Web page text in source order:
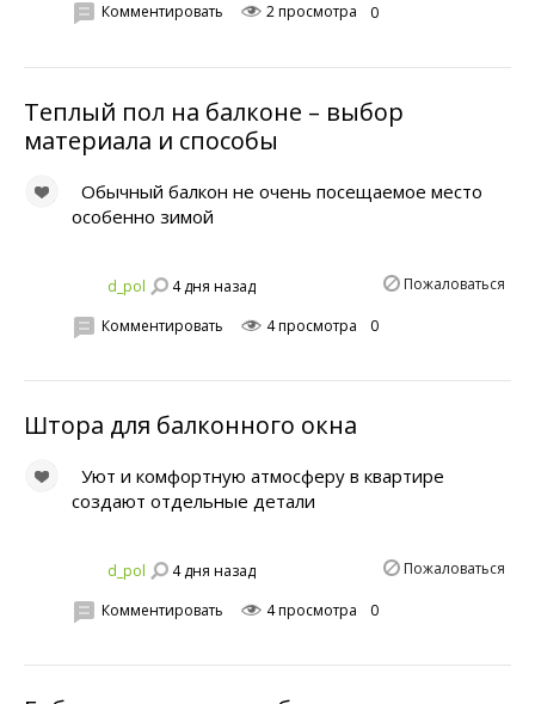
Комментировать 2 просмотра 0
Теплый пол на балконе – выбор
материала и способы
Обычный балкон не очень посещаемое место
особенно зимой
d_pol 4 дня назад Пожаловаться
Комментировать 4 просмотра 0
Штора для балконного окна
Уют и комфортную атмосферу в квартире
создают отдельные детали
d_pol 4 дня назад Пожаловаться
Комментировать 4 просмотра 0